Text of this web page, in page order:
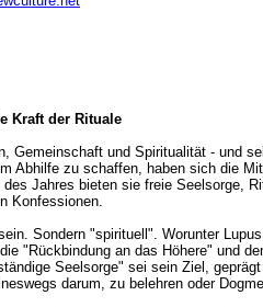
Kraft der Rituale
Gemeinschaft und Spiritualität - und
Abhilfe zu schaffen, haben sich die
Jahres bieten sie freie Seelsorge,
Konfessionen.
Sondern "spirituell". Worunter
"Rückbindung an das Höhere" und
Seelsorge" sei sein Ziel,
darum, zu belehren oder